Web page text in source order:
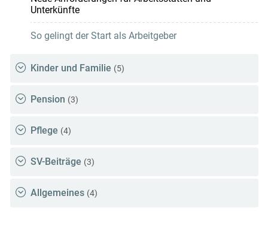
Unterkünfte
So gelingt der Start als Arbeitgeber
Kinder und Familie (5)
Pension (3)
Pflege (4)
SV-Beiträge (3)
Allgemeines (4)